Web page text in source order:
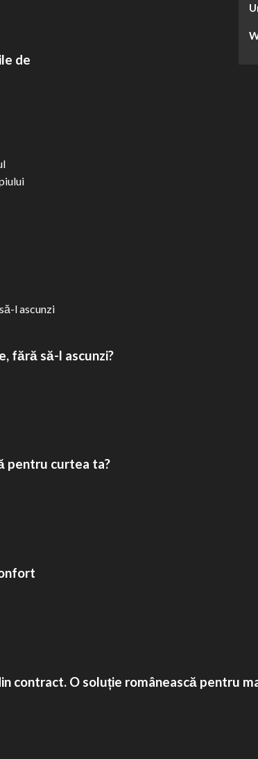
de
fără să-l ascunzi?
pentru curtea ta?
contract. O soluție românească pentru